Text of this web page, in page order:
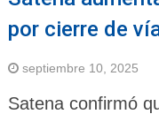
por cierre de
septiembre 10, 2025
Satena confirmó